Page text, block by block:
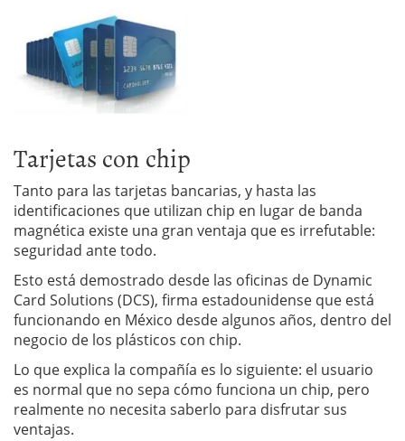
Tarjetas con chip
Tanto para las tarjetas bancarias, y hasta las
identificaciones que utilizan chip en lugar de banda
magnética existe una gran ventaja que es irrefutable:
seguridad ante todo.
Esto está demostrado desde las oficinas de Dynamic
Card Solutions (DCS), firma estadounidense que está
funcionando en México desde algunos años, dentro del
negocio de los plásticos con chip.
Lo que explica la compañía es lo siguiente: el usuario
es normal que no sepa cómo funciona un chip, pero
realmente no necesita saberlo para disfrutar sus
ventajas.